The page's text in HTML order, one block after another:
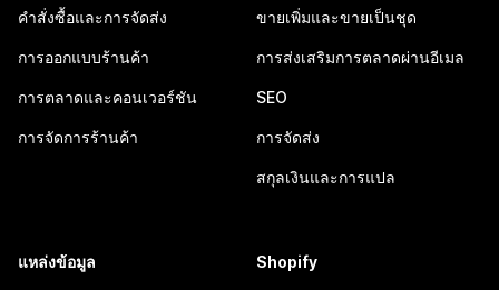
คำสั่งซื้อและการจัดส่ง
การออกแบบร้านค้า
การตลาดและคอนเวอร์ชัน
การจัดการร้านค้า
ขายเพิ่มและขายเป็นชุด
การส่งเสริมการตลาดผ่านอีเมล
SEO
การจัดส่ง
สกุลเงินและการแปล
แหล่งข้อมูล Shopify